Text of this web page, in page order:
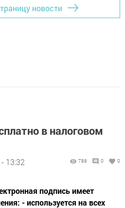
новости
в налоговом
13:32 788 0 0
подпись имеет
- используется на всех